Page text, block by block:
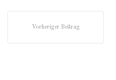
Vorheriger Beitrag